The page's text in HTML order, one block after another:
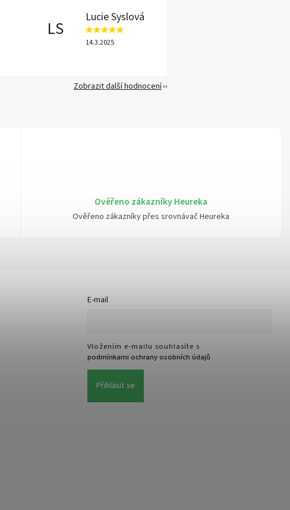
Ověřeno zákazníky Heureka
Ověřeno zákazníky přes srovnávač Heureka
LS
Lucie Syslová
14.3.2025
Zobrazit další hodnocení
E-mail
Vložením e-mailu souhlasíte s
podmínkami ochrany osobních údajů
Přihlásit se